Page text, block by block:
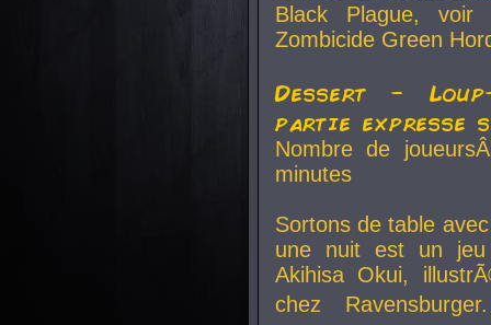
Black Plague,
Zombicide Green
Dessert -
partie expresse
Nombre de
minutes
Sortons de table
une nuit est un
Akihisa Okui,
chez